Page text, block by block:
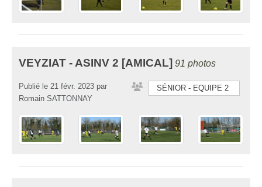
VEYZIAT - ASINV 2 [AMICAL] 91 photos
SÉNIOR - EQUIPE 2
Publié le 21 févr. 2023 par
Romain SATTONNAY